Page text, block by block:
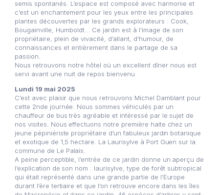
semis spontanés. L’espace est composé avec harmonie et
c’est un enchantement pour les yeux entre les principales
plantes découvertes par les grands explorateurs : Cook,
Bougainville, Humboldt… Ce jardin est à l’image de son
propriétaire, plein de vivacité, d’allant, d’humour, de
connaissances et entièrement dans le partage de sa
passion.
Nous retrouvons notre hôtel où un excellent dîner nous est
servi avant une nuit de repos bienvenu
Lundi 19 mai 2025
C’est avec plaisir que nous retrouvons Michel Damblant pour
cette 2nde journée. Nous sommes véhiculés par un
chauffeur de bus très agréable et intéressé par le sujet de
nos visites. Nous effectuons notre première halte chez un
jeune pépiniériste propriétaire d’un fabuleux jardin botanique
et exotique de 1,5 hectare. La Laurisylve à Port Guen sur la
commune de Le Palais.
A peine perceptible, l’entrée de ce jardin donne un aperçu de
l’explication de son nom : laurisylve, type de forêt subtropical
qui était représenté dans une grande partie de l’Europe
durant l’ère tertiaire et que l’on retrouve encore dans les îles